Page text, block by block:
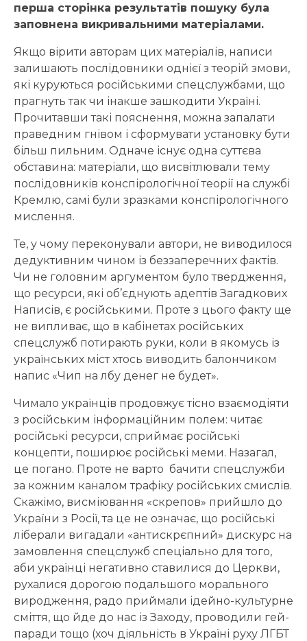
перша сторінка результатів пошуку була
заповнена викривальними матеріалами.
Якщо вірити авторам цих матеріалів, написи
залишають послідовники однієї з теорій змови,
які куруються російськими спецслужбами, що
прагнуть так чи інакше зашкодити Україні.
Прочитавши такі пояснення, можна запалати
праведним гнівом і сформувати установку бути
більш пильним. Одначе існує одна суттєва
обставина: матеріали, що висвітлювали тему
послідовників конспірологічної теорії на службі
Кремлю, самі були зразками конспірологічного
мислення.
Те, у чому переконували автори, не виводилося
дедуктивним чином із беззаперечних фактів.
Чи не головним аргументом було твердження,
що ресурси, які об’єднують адептів Загадкових
Написів, є російськими. Проте з цього факту ще
не випливає, що в кабінетах російських
спецслужб потирають руки, коли в якомусь із
українських міст хтось виводить балончиком
напис «Чип на лбу денег не будет».
Чимало українців продовжує тісно взаємодіяти
з російським інформаційним полем: читає
російські ресурси, сприймає російські
концепти, поширює російські меми. Назагал,
це погано. Проте не варто бачити спецслужби
за кожним каналом трафіку російських смислів.
Скажімо, висміювання «скрепов» прийшло до
України з Росії, та це не означає, що російські
ліберали вигадали «антискрєпний» дискурс на
замовлення спецслужб спеціально для того,
аби українці негативно ставилися до Церкви,
рухалися дорогою подальшого морального
виродження, радо приймали ідейно-культурне
сміття, що йде до нас із Заходу, проводили гей-
паради тощо (хоч діяльність в Україні руху ЛГБТ